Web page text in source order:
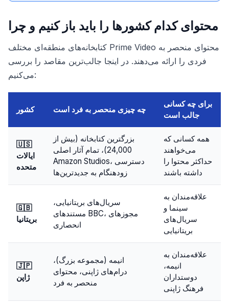
محتوای کدام کشورها را باید باز کنیم و چرا
کتابخانه‌های منطقه‌ای مختلف Prime Video محتوای منحصر به
فردی را ارائه می‌دهند. در اینجا جالب‌ترین مقاصد را بررسی
می‌کنیم:
کشور چه چیزی منحصر به فرد است
برای چه کسانی
جالب است
🇺🇸
ایالات
متحده
بزرگترین کتابخانه (بیش از
24,000)، تمام آثار اصلی
Amazon Studios، دسترسی
زودهنگام به جدیدترین‌ها
همه کسانی که
می‌خواهند
حداکثر محتوا را
داشته باشند
🇬🇧
بریتانیا
سریال‌های بریتانیایی،
مستندهای BBC، مجوزهای
انحصاری
علاقه‌مندان به
سینما و
سریال‌های
بریتانیایی
🇯🇵
ژاپن
انیمه (مجموعه بزرگ)،
درام‌های ژاپنی، محتوای
منحصر به فرد
علاقه‌مندان به
انیمه،
دوستداران
فرهنگ ژاپنی